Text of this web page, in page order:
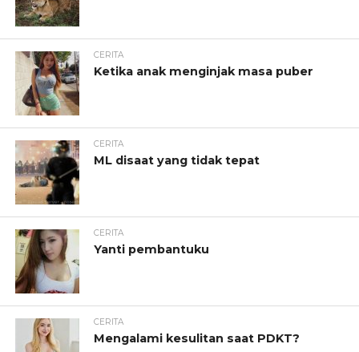
CERITA
Ketika anak menginjak masa puber
CERITA
ML disaat yang tidak tepat
CERITA
Yanti pembantuku
CERITA
Mengalami kesulitan saat PDKT?